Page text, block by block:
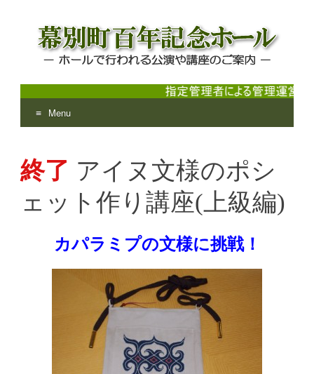
幕別町百年記念ホール
ホールで行われる公演や講座のご案内
Menu
content
終了 アイヌ文様のポシ
ェット作り講座(上級編)
カパラミ プの文様に挑戦！